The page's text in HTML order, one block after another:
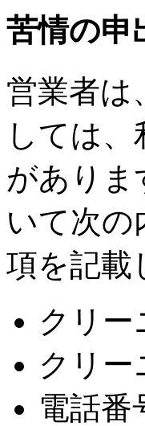
苦情の申
営業者は
しては
がありま
いて次の
項を記載
クリー
クリー
電話番